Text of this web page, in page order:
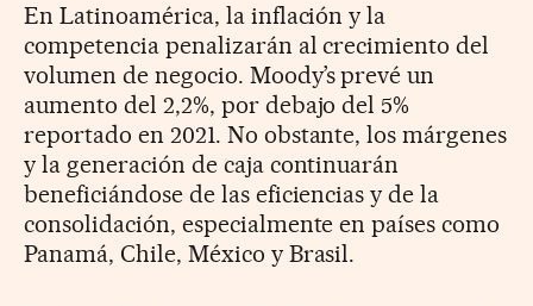
En Latinoamérica, la inflación y la
competencia penalizarán al crecimiento del
volumen de negocio. Moody’s prevé un
aumento del 2,2%, por debajo del 5%
reportado en 2021. No obstante, los márgenes
y la generación de caja continuarán
beneficiándose de las eficiencias y de la
consolidación, especialmente en países como
Panamá, Chile, México y Brasil.